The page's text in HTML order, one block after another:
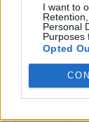
I want to
Personal
Purposes
Opted